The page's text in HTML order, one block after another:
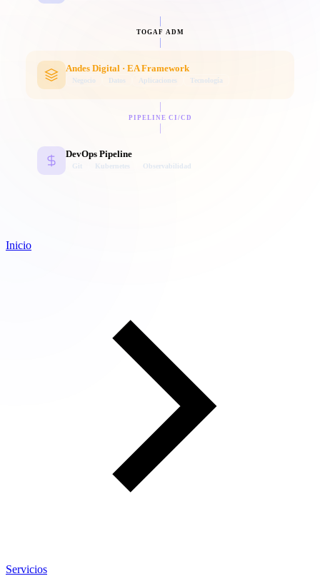
Inicio
Servicios
TOGAF ADM
Andes Digital · EA Framework
Negocio Datos Aplicaciones Tecnología
PIPELINE CI/CD
DevOps Pipeline
Git Kubernetes Observabilidad